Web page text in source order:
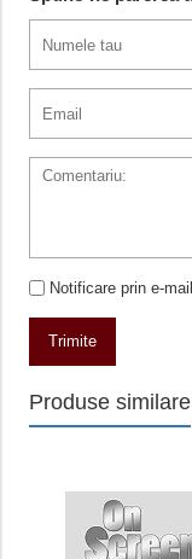
Notificare prin e-
Trimite
Produse similare